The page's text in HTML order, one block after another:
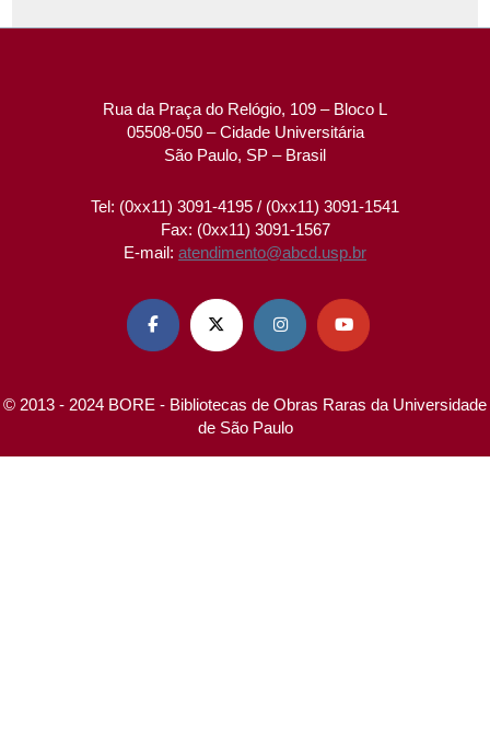
Rua da Praça do Relógio, 109 – Bloco L
05508-050 – Cidade Universitária
São Paulo, SP – Brasil
Tel: (0xx11) 3091-4195 / (0xx11) 3091-1541
Fax: (0xx11) 3091-1567
E-mail: atendimento@abcd.usp.br
   
© 2013 - 2024 BORE - Bibliotecas de Obras Raras da Universidade
de São Paulo